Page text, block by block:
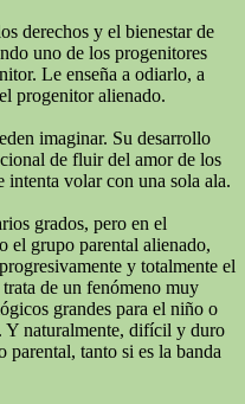
derechos y el bienestar de
uno de los progenitores
Le enseña a odiarlo, a
progenitor alienado.
imaginar. Su desarrollo
de fluir del amor de los
intenta volar con una sola ala.
grados, pero en el
el grupo parental alienado,
y totalmente el
de un fenómeno muy
grandes para el niño o
Y naturalmente, difícil y duro
tanto si es la banda